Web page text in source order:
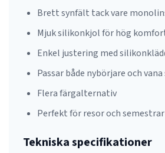
Brett synfält tack vare
Mjuk silikonkjol för hög
Enkel justering med
Passar både nybörjare och
Flera färgalternativ
Perfekt för resor och semestrar
Tekniska specifikationer